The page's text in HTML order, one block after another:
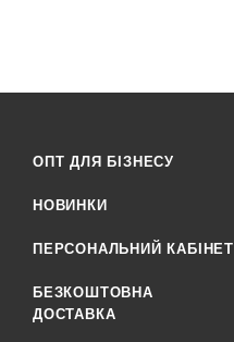
ОПТ ДЛЯ БІЗНЕСУ
НОВИНКИ
ПЕРСОНАЛЬНИЙ КАБІНЕТ
БЕЗКОШТОВНА
ДОСТАВКА